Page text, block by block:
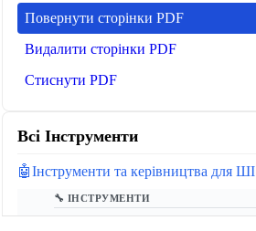
Повернути сторінки PDF
Видалити сторінки PDF
Стиснути PDF
Всі Інструменти
🤖Інструменти та керівництва для ШІ
🔧 ІНСТРУМЕНТИ